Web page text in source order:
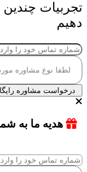
تجربیات چندین
دهیم
درخواست مشاوره
هدیه ما به